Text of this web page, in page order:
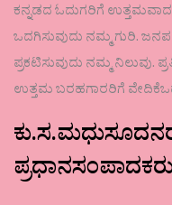
ಕನ್ನಡದ ಓದುಗರಿಗೆ ಉತ್ತಮವಾದ
ಒದಗಿಸುವುದು ನಮ್ಮ ಗುರಿ.
ಪ್ರಕಟಿಸುವುದು ನಮ್ಮ
ಉತ್ತಮ ಬರಹಗಾರರಿಗೆ
ಪ್ರಧಾನಸಂಪಾದಕರು